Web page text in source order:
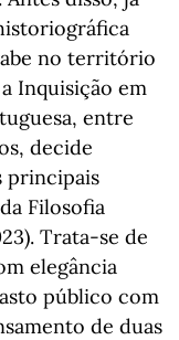
no território
Inquisição em
entre
decide
principais
Filosofia
Trata-se de
elegância
público com
de duas